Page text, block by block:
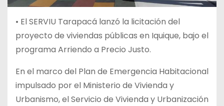
• El SERVIU Tarapacá lanzó la licitación del
proyecto de viviendas públicas en Iquique, bajo el
programa Arriendo a Precio Justo.
En el marco del Plan de Emergencia Habitacional
impulsado por el Ministerio de Vivienda y
Urbanismo, el Servicio de Vivienda y Urbanización